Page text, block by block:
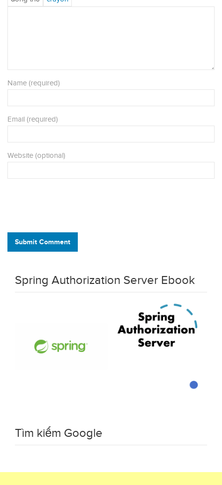
Name (required)
Email (required)
Website (optional)
Submit Comment
Spring Authorization Server Ebook
Tìm kiếm Google